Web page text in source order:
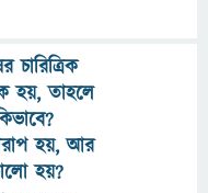
হয়, তাহলে
হয়, আর
হয়?